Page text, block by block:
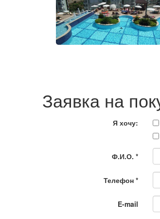
Заявка на
Я хочу:
Ф.И.О. *
Телефон *
E-mail